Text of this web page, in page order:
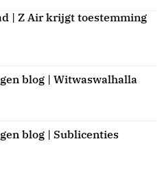
| Z Air krijgt toestemming
blog | Witwaswalhalla
blog | Sublicenties